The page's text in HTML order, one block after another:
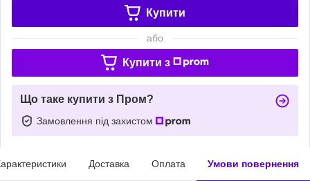
Купити
або
Купити з
Що таке купити з Пром?
Замовлення під захистом
Доставка Оплата Умови повернення